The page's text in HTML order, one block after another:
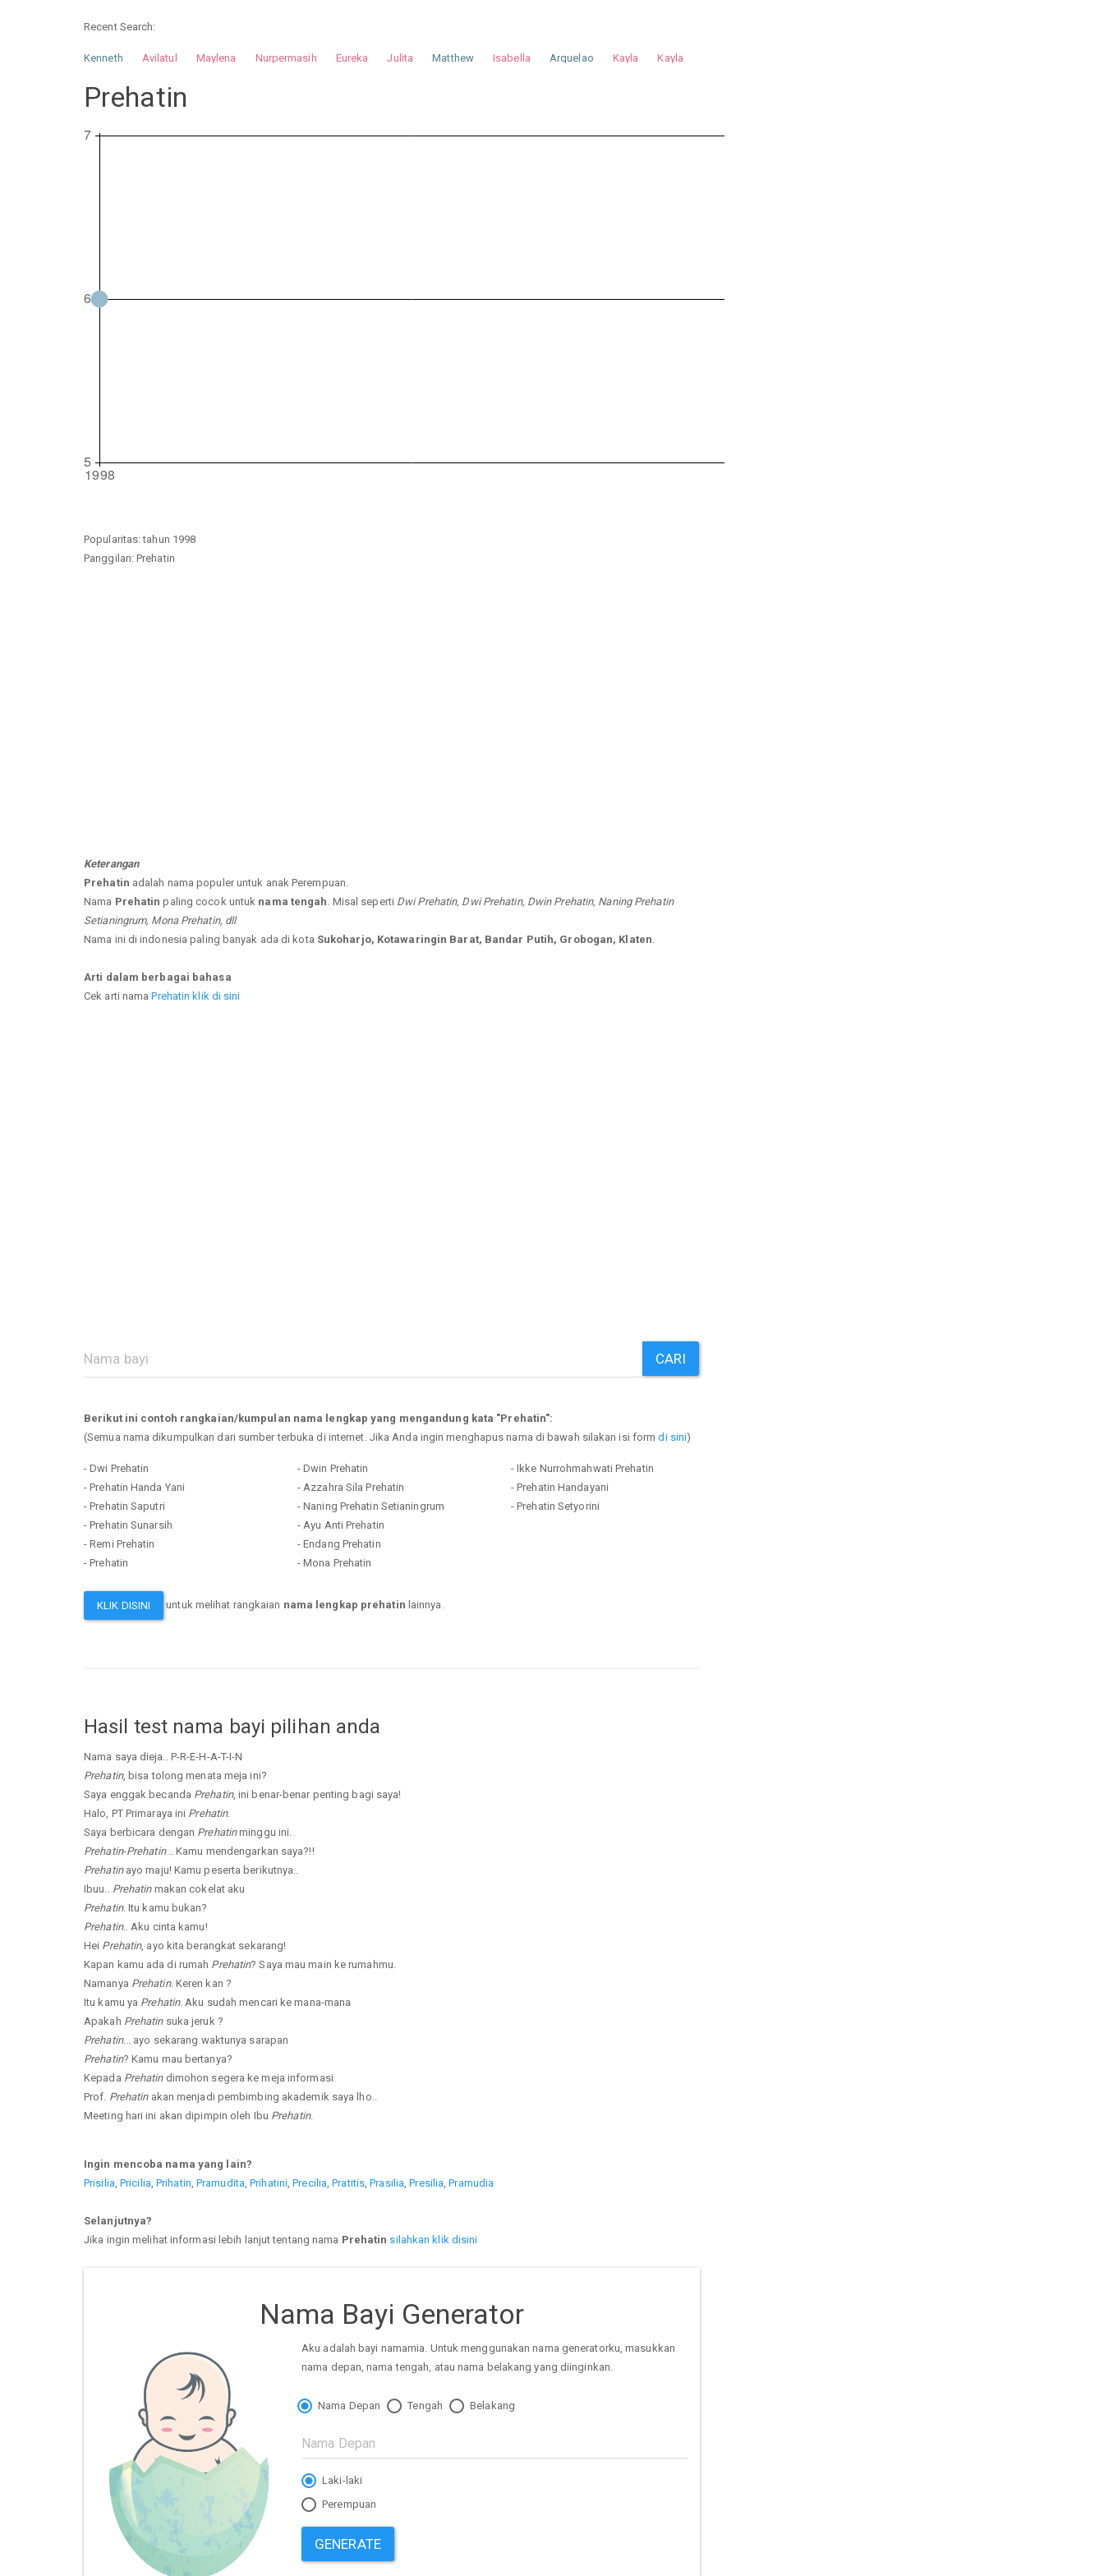
Recent Search:
Kenneth Avilatul Maylena Nurpermasih Eureka Julita Matthew Isabella Arquelao Kayla
Kayla
Prehatin
Popularitas: tahun 1998
Panggilan: Prehatin
Keterangan
Prehatin adalah nama populer untuk anak Perempuan.
Nama Prehatin paling cocok untuk nama tengah . Misal seperti Dwi Prehatin, Dwi Prehatin, Dwin Prehatin, Naning Prehatin
Setianingrum, Mona Prehatin, dll
Nama ini di indonesia paling banyak ada di kota Sukoharjo, Kotawaringin Barat, Bandar Putih, Grobogan, Klaten
Arti dalam berbagai bahasa
Cek arti namaPrehatin klik di sini
CARI
Berikut ini contoh rangkaian/kumpulan nama lengkap yang mengandung kata "Prehatin":
(Semua nama dikumpulkan dari sumber terbuka di internet. Jika Anda ingin menghapus nama di bawah silakan isi formdi sini)
- Dwi Prehatin
- Prehatin Handa Yani
- Prehatin Saputri
- Prehatin Sunarsih
- Remi Prehatin
- Prehatin
- Dwin Prehatin
- Azzahra Sila Prehatin
- Naning Prehatin Setianingrum
- Ayu Anti Prehatin
- Endang Prehatin
- Mona Prehatin
- Ikke Nurrohmahwati Prehatin
- Prehatin Handayani
- Prehatin Setyorini
KLIK DISINI untuk melihat rangkaian nama lengkap prehatin lainnya.
Hasil test nama bayi pilihan anda
Nama saya dieja.. P-R-E-H-A-T-I-N
Prehatin, bisa tolong menata meja ini?
Saya enggak becanda Prehatin, ini benar-benar penting bagi saya!
Halo, PT Primaraya ini Prehatin.
Saya berbicara dengan Prehatinminggu ini.
Prehatin-Prehatin.. Kamu mendengarkan saya?!!
Prehatinayo maju! Kamu peserta berikutnya..
Ibuu.. Prehatinmakan cokelat aku
Prehatin. Itu kamu bukan?
Prehatin.. Aku cinta kamu!
Hei Prehatin, ayo kita berangkat sekarang!
Kapan kamu ada di rumah Prehatin? Saya mau main ke rumahmu.
Namanya Prehatin. Keren kan ?
Itu kamu ya Prehatin. Aku sudah mencari ke mana-mana
Apakah Prehatinsuka jeruk ?
Prehatin... ayo sekarang waktunya sarapan
Prehatin? Kamu mau bertanya?
Kepada Prehatindimohon segera ke meja informasi
Prof. Prehatinakan menjadi pembimbing akademik saya lho..
Meeting hari ini akan dipimpin oleh Ibu Prehatin.
Ingin mencoba nama yang lain?
Prisilia ,Pricilia ,Prihatin ,Pramudita ,Prihatini ,Precilia ,Pratitis ,Prasilia ,Presilia ,Pramudia
Selanjutnya?
Jika ingin melihat informasi lebih lanjut tentang nama Prehatin silahkan klik disini
Nama Bayi Generator
Aku adalah bayi namamia. Untuk menggunakan nama generatorku, masukkan
nama depan, nama tengah, atau nama belakang yang diinginkan.
Nama Depan Tengah Belakang
Laki-laki
Perempuan
GENERATE